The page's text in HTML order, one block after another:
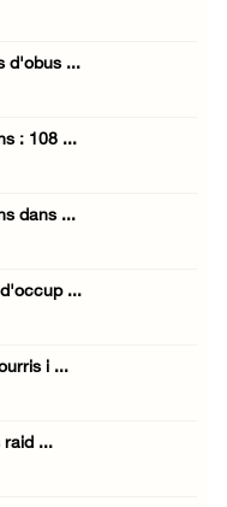
d'obus ...
: 108 ...
dans ...
...
i ...
raid ...